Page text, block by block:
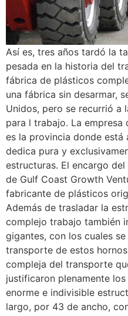
Así es, tres años tardó la
pesada en la historia del
fábrica de plásticos
una fábrica sin desarmar,
Unidos, pero se recurrió a
para l trabajo. La empresa
es la provincia donde
dedica pura y
estructuras. El encargo
de Gulf Coast Growth
fabricante de plásticos
Además de trasladar la
complejo trabajo también
gigantes, con los cuales
transporte de estos
compleja del transporte
justificaron plenamente
enorme e indivisible
largo, por 43 de ancho,